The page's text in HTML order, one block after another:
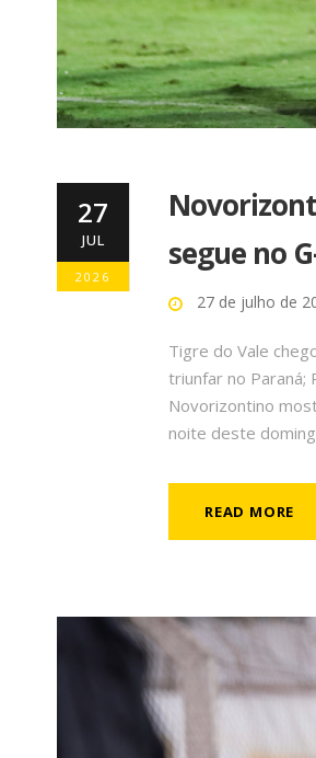
27
JUL
2026
segue no
27 de julho de
Tigre do Vale
triunfar no Paraná;
Novorizontino
noite deste
READ MORE